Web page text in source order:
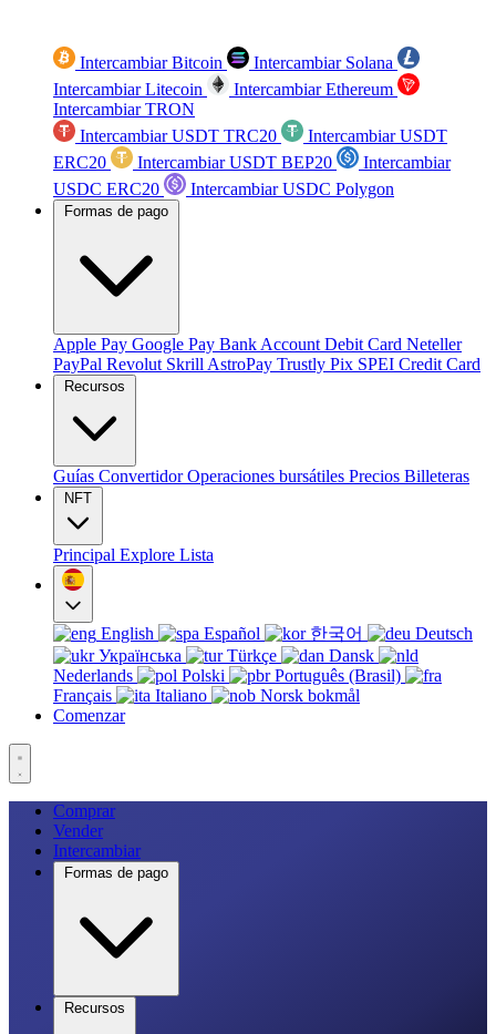
Intercambiar Bitcoin
Intercambiar Solana
Intercambiar Litecoin
Intercambiar Ethereum
Intercambiar TRON
Intercambiar USDT TRC20
Intercambiar USDT
ERC20
Intercambiar USDT BEP20
Intercambiar
USDC ERC20
Intercambiar USDC Polygon
Formas de pago
Apple Pay Google Pay Bank Account Debit Card Neteller
PayPal Revolut Skrill AstroPay Trustly Pix SPEI Credit Card
Recursos
Guías ConvertidorOperaciones bursátiles Precios Billeteras
NFT
Principal Explore Lista
English Español 한국어
Deutsch
Українська
Türkçe
Dansk
Nederlands
Polski
Português (Brasil)
Français
Italiano
Norsk bokmål
Comenzar
Comprar
Vender
Intercambiar
Formas de pago
Recursos